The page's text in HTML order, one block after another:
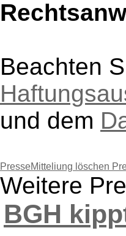
Beachten
und dem
PresseMitteliung löschen
Weitere
BGH